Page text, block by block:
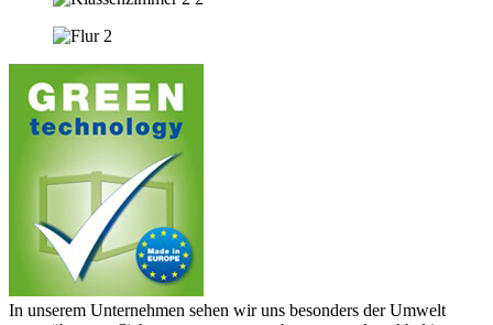
In unserem Unternehmen sehen wir uns besonders der Umwelt